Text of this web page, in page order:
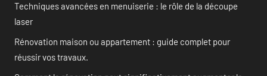
Techniques avancées en menuiserie : le rôle de la découpe
laser
Rénovation maison ou appartement : guide complet pour
réussir vos travaux.